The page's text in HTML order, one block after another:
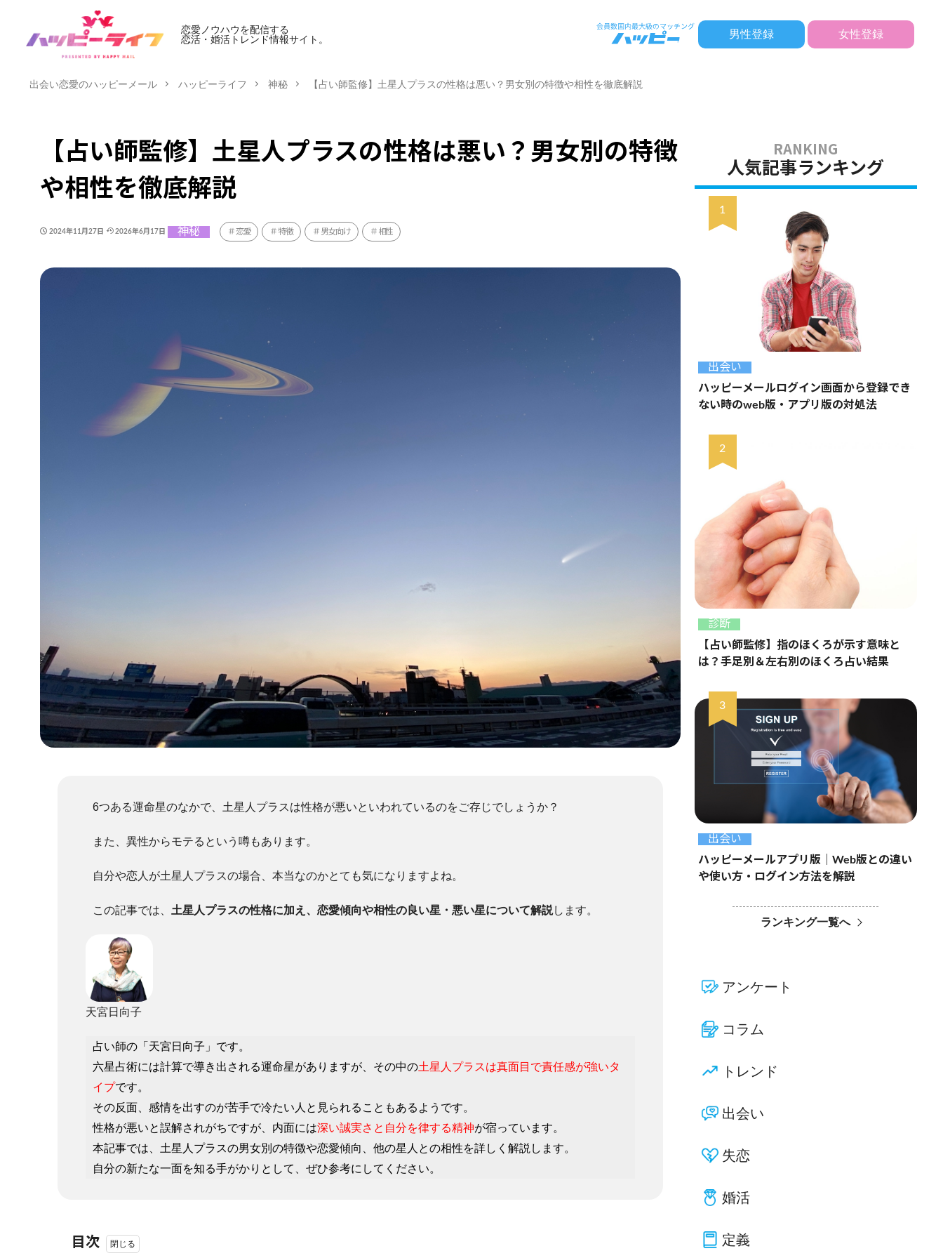
恋愛ノウハウを配信する
恋活・婚活トレンド情報サイト。
男性登録 女性登録
出会い恋愛のハッピーメール ハッピーライフ 神秘 【占い師監修】土星人プラスの性格は悪い？男女別の特徴や相性を徹底解説
【占い師監修】土星人プラスの性格は悪い？男女別の特徴
や相性を徹底解説
2024年11月27日 2026年6月17日 神秘 恋愛 特徴 男女向け 相性
6つある運命星のなかで、土星人プラスは性格が悪いといわれているのをご存じでしょうか？
また、異性からモテるという噂もあります。
自分や恋人が土星人プラスの場合、本当なのかとても気になりますよね。
この記事では、 土星人プラスの性格に加え、恋愛傾向や相性の良い星・悪い星について解説します。
天宮日向子
占い師の「天宮日向子」です。
六星占術には計算で導き出される運命星がありますが、その中の土星人プラスは真面目で責任感が強いタ
イプです。
その反面、感情を出すのが苦手で冷たい人と見られることもあるようです。
性格が悪いと誤解されがちですが、内面には深い誠実さと自分を律する精神が宿っています。
本記事では、土星人プラスの男女別の特徴や恋愛傾向、他の星人との相性を詳しく解説します。
自分の新たな一面を知る手がかりとして、ぜひ参考にしてください。
目次
人気記事ランキング
出会い
ハッピーメールログイン画面から登録でき
ない時のweb版・アプリ版の対処法
診断
【占い師監修】指のほくろが示す意味と
は？手足別＆左右別のほくろ占い結果
出会い
ハッピーメールアプリ版｜Web版との違い
や使い方・ログイン方法を解説
ランキング一覧へ
アンケート
コラム
トレンド
出会い
失恋
婚活
定義